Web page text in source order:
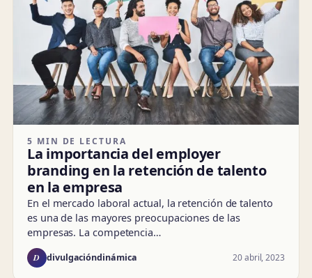
5 MIN DE LECTURA
La importancia del employer
branding en la retención de talento
en la empresa
En el mercado laboral actual, la retención de talento
es una de las mayores preocupaciones de las
empresas. La competencia…
D divulgacióndinámica 20 abril, 2023